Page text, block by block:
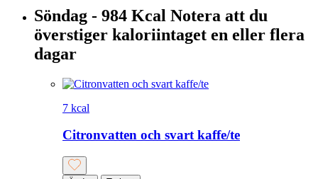
Söndag - 984 Kcal Notera att du
överstiger kaloriintaget en eller flera
dagar
7 kcal
Citronvatten och svart kaffe/te